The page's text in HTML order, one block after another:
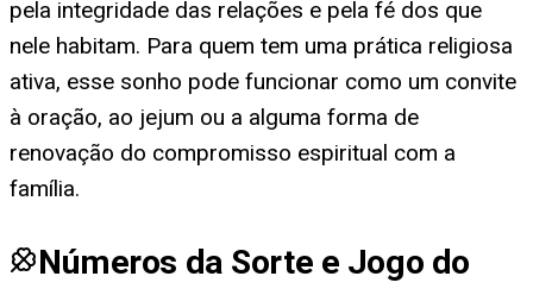
pela integridade das relações e pela fé dos que
nele habitam. Para quem tem uma prática religiosa
ativa, esse sonho pode funcionar como um convite
à oração, ao jejum ou a alguma forma de
renovação do compromisso espiritual com a
família.
Números da Sorte e Jogo do